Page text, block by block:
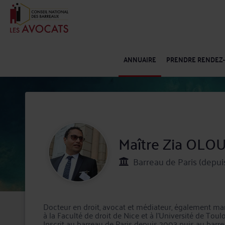
ANNUAIRE PRENDRE
Maître Zia
Barreau de Paris
Docteur en droit, avocat et médiateur, également
à la Faculté de droit de Nice et à l’Université de